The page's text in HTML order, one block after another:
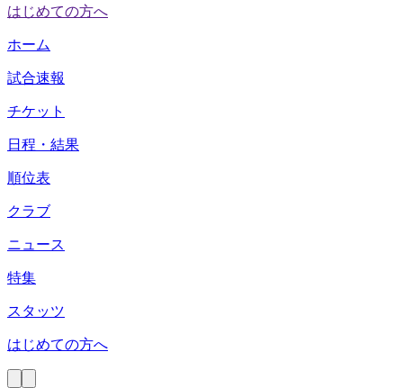
はじめての方へ
ホーム
試合速報
チケット
日程・結果
順位表
クラブ
ニュース
特集
スタッツ
はじめての方へ